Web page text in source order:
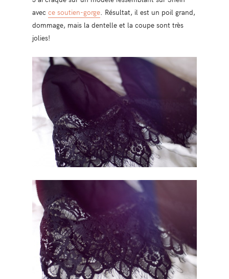
avec ce soutien-gorge. Résultat, il est un poil grand,
dommage, mais la dentelle et la coupe sont très
jolies!